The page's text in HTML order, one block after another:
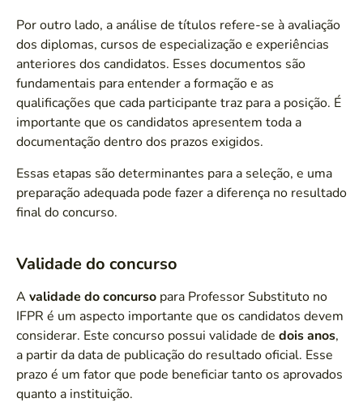
Por outro lado, a análise de títulos refere-se à avaliação
dos diplomas, cursos de especialização e experiências
anteriores dos candidatos. Esses documentos são
fundamentais para entender a formação e as
qualificações que cada participante traz para a posição. É
importante que os candidatos apresentem toda a
documentação dentro dos prazos exigidos.
Essas etapas são determinantes para a seleção, e uma
preparação adequada pode fazer a diferença no resultado
final do concurso.
Validade do concurso
A validade do concurso para Professor Substituto no
IFPR é um aspecto importante que os candidatos devem
considerar. Este concurso possui validade de dois anos,
a partir da data de publicação do resultado oficial. Esse
prazo é um fator que pode beneficiar tanto os aprovados
quanto a instituição.